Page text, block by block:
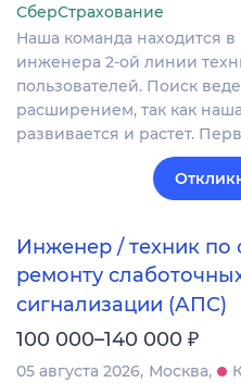
СберСтрахование
Наша команда находится в
инженера 2-ой линии
пользователей. Поиск
расширением, так как
развивается и растет.
Инженер / техник
ремонту
сигнализации (АПС)
100 000–140 000 ₽
05 августа 2026 Москва